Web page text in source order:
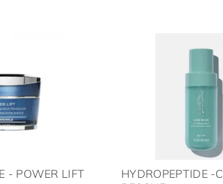
- POWER LIFT
HYDROPEPTIDE -